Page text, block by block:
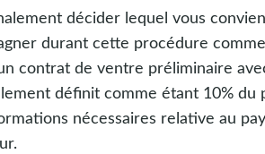
décider lequel vous
durant cette procédure
contrat de ventre préliminaire
définit comme étant 10% du
nécessaires relative au